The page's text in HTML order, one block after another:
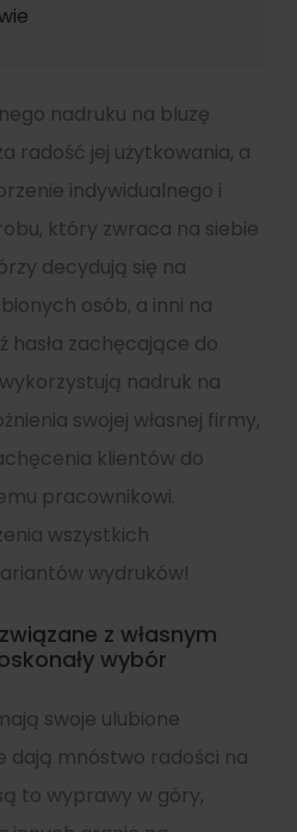
nadruku na bluzę
radość jej użytkowania, a
indywidualnego i
który zwraca na siebie
decydują się na
osób, a inni na
zachęcające do
nadruk na
swojej własnej firmy,
klientów do
pracownikowi.
wszystkich
wydruków!
z własnym
wybór
swoje ulubione
dają mnóstwo radości na
to wyprawy w góry,